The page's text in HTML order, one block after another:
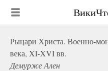
Рыцари Христа. Военно-
века, XI-XVI вв.
Демурже Ален